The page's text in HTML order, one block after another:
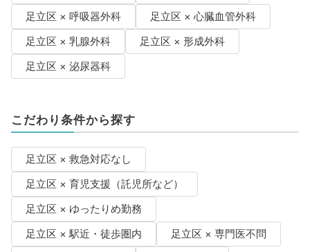
足立区 × 呼吸器外科
足立区 × 心臓血管外科
足立区 × 乳腺外科
足立区 × 形成外科
足立区 × 泌尿器科
こだわり条件から探す
足立区 × 救急対応なし
足立区 × 育児支援（託児所など）
足立区 × ゆったりめ勤務
足立区 × 駅近・徒歩圏内
足立区 × 専門医不問